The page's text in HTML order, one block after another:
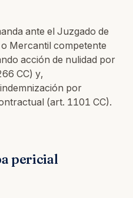
ante el Juzgado de
Mercantil competente
acción de nulidad por
CC) y,
por
(art. 1101 CC).
pericial